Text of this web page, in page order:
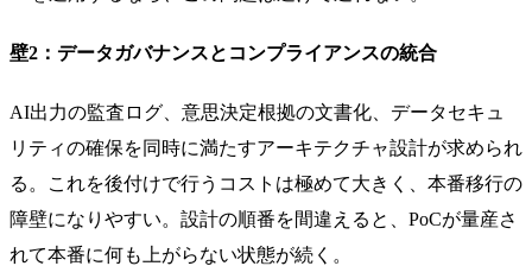
壁2：データガバナンスとコンプライアンスの統合
AI出力の監査ログ、意思決定根拠の文書化、データセキュ
リティの確保を同時に満たすアーキテクチャ設計が求められ
る。これを後付けで行うコストは極めて大きく、本番移行の
障壁になりやすい。設計の順番を間違えると、PoCが量産さ
れて本番に何も上がらない状態が続く。